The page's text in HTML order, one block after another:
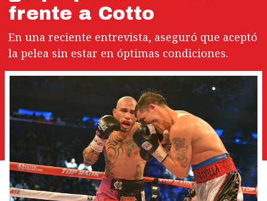
frente a Cotto
En una reciente entrevista, aseguró que aceptó
la pelea sin estar en óptimas condiciones.